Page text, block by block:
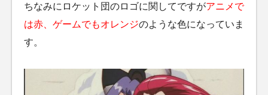
ちなみにロケット団のロゴに関してですがアニメで
は赤、ゲームでもオレンジのような色になっていま
す。